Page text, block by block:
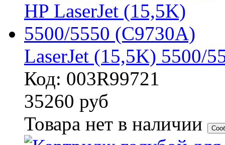
LaserJet (15,5K) 5500/
Код: 003R99721
35260 руб
Товара нет в наличии